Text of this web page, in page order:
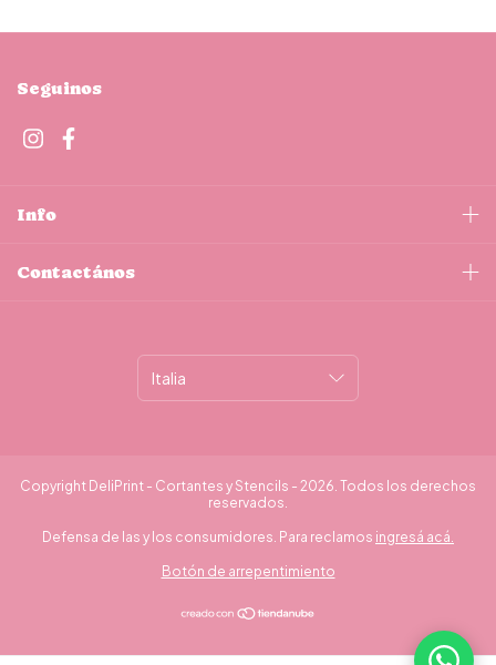
Seguinos
Info
Contactános
Copyright DeliPrint - Cortantes y Stencils - 2026. Todos los derechos
reservados.
Defensa de las y los consumidores. Para reclamos ingresá acá.
Botón de arrepentimiento